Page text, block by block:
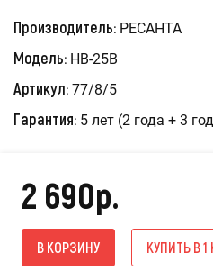
Производитель: РЕСАНТА
Модель: НВ-25В
Артикул: 77/8/5
Гарантия: 5 лет (2 года + 3
2 690р.
В КОРЗИНУ КУПИТЬ В 1